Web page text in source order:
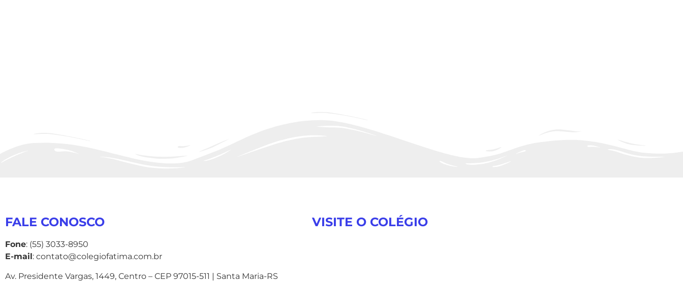
FALE CONOSCO
Fone: (55) 3033-8950
E-mail: contato@colegiofatima.com.br
Av. Presidente Vargas, 1449, Centro – CEP 97015-511 | Santa Maria-RS
VISITE O COLÉGIO